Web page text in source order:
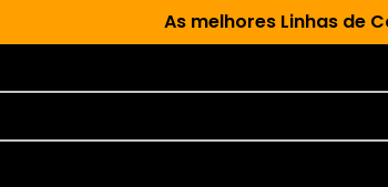
Asmelhores Linhas de